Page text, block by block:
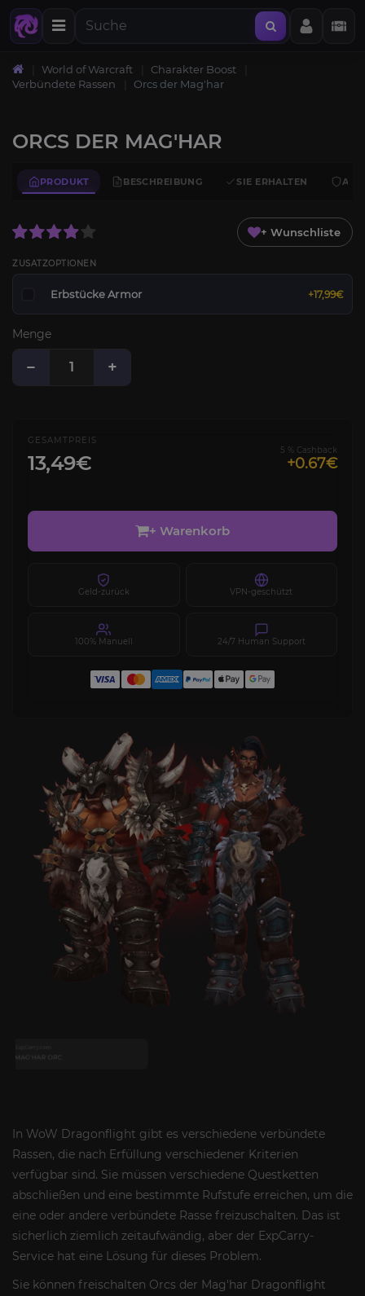
World of Warcraft
Charakter Boost
Verbündete Rassen
Orcs der Mag'har
ORCS DER MAG'HAR
PRODUKT BESCHREIBUNG SIE ERHALTEN
+ Wunschliste
ZUSATZOPTIONEN
Erbstücke Armor +17,99€
Menge
− +
GESAMTPREIS
13,49€
5 % Cashback
+0.67€
+ Warenkorb
Geld-zurück VPN-geschützt
100% Manuell 24/7 Human Support
In WoW Dragonflight gibt es verschiedene verbündete
Rassen, die nach Erfüllung verschiedener Kriterien
verfügbar sind. Sie müssen verschiedene Questketten
abschließen und eine bestimmte Rufstufe erreichen, um die
eine oder andere verbündete Rasse freizuschalten. Das ist
sicherlich ziemlich zeitaufwändig, aber der ExpCarry-
Service hat eine Lösung für dieses Problem.
Sie können freischalten Orcs der Mag'har Dragonflight